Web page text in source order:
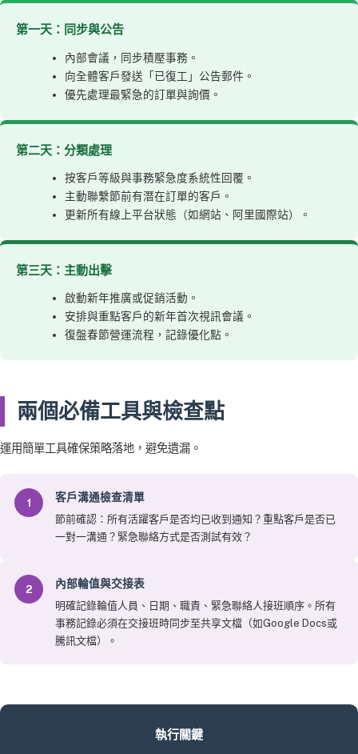
第一天：同步與公告
內部會議，同步積壓事務。
向全體客戶發送「已復工」公告郵件。
優先處理最緊急的訂單與詢價。
第二天：分類處理
按客戶等級與事務緊急度系統性回覆。
主動聯繫節前有潛在訂單的客戶。
更新所有線上平台狀態（如網站、阿里國際站）。
第三天：主動出擊
啟動新年推廣或促銷活動。
安排與重點客戶的新年首次視訊會議。
復盤春節營運流程，記錄優化點。
兩個必備工具與檢查點
運用簡單工具確保策略落地，避免遺漏。
1 客戶溝通檢查清單
節前確認：所有活躍客戶是否均已收到通知？重點客戶是否已
一對一溝通？緊急聯絡方式是否測試有效？
2 內部輪值與交接表
明確記錄輪值人員、日期、職責、緊急聯絡人接班順序。所有
事務記錄必須在交接班時同步至共享文檔（如Google Docs或
騰訊文檔）。
執行關鍵